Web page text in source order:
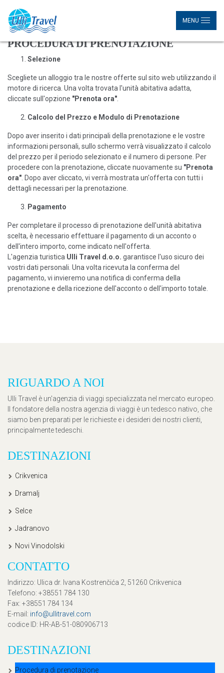
MENU
PROCEDURA DI PRENOTAZIONE
Selezione
Scegliete un alloggio tra le nostre offerte sul sito web utilizzando il
motore di ricerca. Una volta trovata l'unità abitativa adatta,
cliccate sull'opzione "Prenota ora"
Calcolo del Prezzo e Modulo di Prenotazione
Dopo aver inserito i dati principali della prenotazione e le vostre
informazioni personali, sullo schermo verrà visualizzato il calcolo
del prezzo per il periodo selezionato e il numero di persone. Per
procedere con la prenotazione, cliccate nuovamente su "Prenota
ora" . Dopo aver cliccato, vi verrà mostrata un'offerta con tutti i
dettagli necessari per la prenotazione.
Pagamento
Per completare il processo di prenotazione dell'unità abitativa
scelta, è necessario effettuare il pagamento di un acconto o
dell'intero importo, come indicato nell'offerta.
L'agenzia turistica Ulli Travel d.o.o. garantisce l'uso sicuro dei
vostri dati personali. Una volta ricevuta la conferma del
pagamento, vi invieremo una notifica di conferma della
prenotazione e della ricezione dell'acconto o dell'importo totale.
RIGUARDO A NOI
Ulli Travel è un'agenzia di viaggi specializzata nel mercato europeo.
Il fondatore della nostra agenzia di viaggi è un tedesco nativo, che
siamo ben preparati per le richieste e i desideri dei nostri clienti,
principalmente tedeschi.
DESTINAZIONI
Crikvenica
Dramalj
Selce
Jadranovo
Novi Vinodolski
CONTATTO
Indirizzo: Ulica dr. Ivana Kostrenčića 2, 51260 Crikvenica
Telefono: +38551 784 130
Fax: +38551 784 134
E-mail : info@ullitravel.com
codice ID: HR-AB-51-080906713
DESTINAZIONI
Procedura di prenotazione